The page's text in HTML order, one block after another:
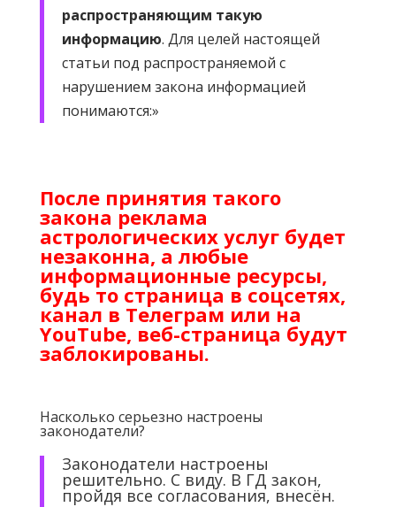
распространяющим такую
информацию. Для целей настоящей
статьи под распространяемой с
нарушением закона информацией
понимаются:»
После принятия такого
закона реклама
астрологических услуг будет
незаконна, а любые
информационные ресурсы,
будь то страница в соцсетях,
канал в Телеграм или на
YouTube, веб-страница будут
заблокированы.
Насколько серьезно настроены
законодатели?
Законодатели настроены
решительно. С виду. В ГД закон,
пройдя все согласования, внесён.